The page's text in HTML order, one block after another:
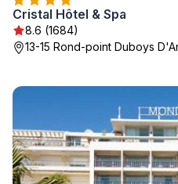
Cristal Hôtel & Spa
8.6 (1684)
13-15 Rond-point Duboys